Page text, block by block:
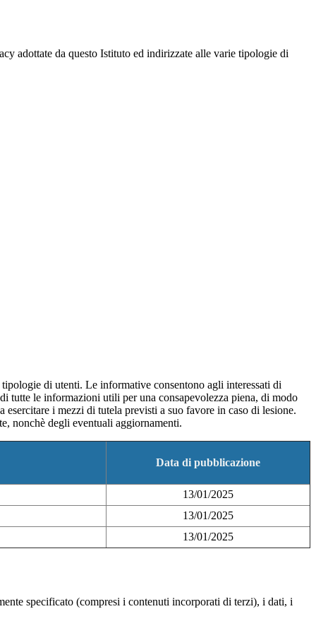
adottate da questo Istituto ed indirizzate alle varie tipologie di
di utenti. Le informative consentono agli interessati di
tutte le informazioni utili per una consapevolezza piena, di modo
esercitare i mezzi di tutela previsti a suo favore in caso di lesione.
nonchè degli eventuali aggiornamenti.
Data di pubblicazione
13/01/2025
13/01/2025
13/01/2025
specificato (compresi i contenuti incorporati di terzi), i dati, i